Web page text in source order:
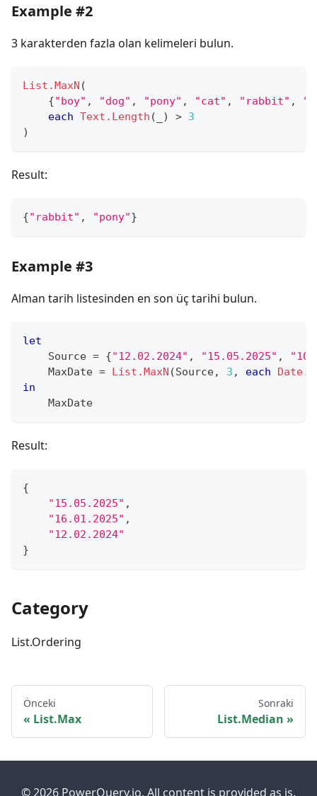
Example #2
3 karakterden fazla olan kelimeleri bulun.
List.MaxN (
{"boy" , "dog" , "pony" , "cat" , "rabbit" ,
each Text.Length ( ) > 3
)
Result:
{"rabbit" , "pony"}
Example #3
Alman tarih listesinden en son üç tarihi bulun.
let
    Source
= {"12.02.2024" , "15.05.2025" ,
    MaxDate
= List.MaxN (Source, 3 , each
in
    MaxDate
Result:
{
"15.05.2025" ,
"16.01.2025" ,
"12.02.2024"
}
Category
List.Ordering
Önceki
List.Max
Sonraki
List.Median
© 2026 PowerQuery.io. All content is provided as is.